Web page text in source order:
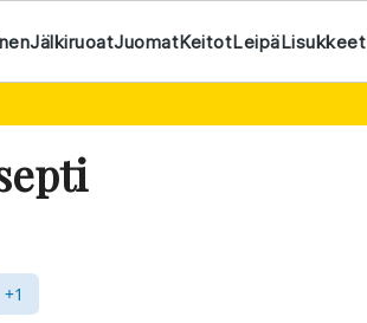
JälkiruoatJuomatKeitotLeipäLisukkeet
+1